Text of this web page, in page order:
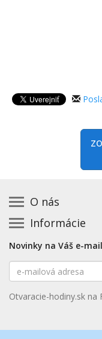
O nás
Kontakt na
Zásady
Prehlásenie o
Mapa stránok
Informácie
Základná
Platené služby
Nenašli ste
Aktualizácia
Novinky na Váš e-
E-
mailová
Otvaracie-hodiny.sk na